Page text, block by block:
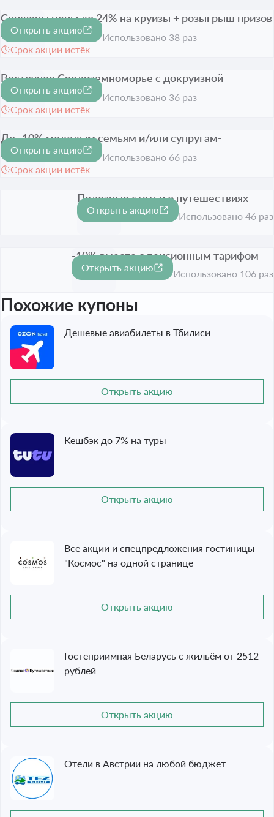
-24%
Снижены цены до 24% на круизы + розыгрыш призов
на Новый год
Срок акции истёк
Открыть акцию
Использовано 38 раз
Восточное Средиземноморье с докруизной
программой
Срок акции истёк
Открыть акцию
Использовано 36 раз
-10%
До -10% молодым семьям и/или супругам-
юбилярам
Срок акции истёк
Открыть акцию
Использовано 66 раз
Полезные статьи о путешествиях
Срок акции истёк
Открыть акцию
Использовано 46 раз
-10%
-10% вместе с пенсионным тарифом
Срок акции истёк
Открыть акцию
Использовано 106 раз
Похожие купоны
Дешевые авиабилеты в Тбилиси
Открыть акцию
Кешбэк до 7% на туры
Открыть акцию
Все акции и спецпредложения гостиницы
"Космос" на одной странице
Открыть акцию
Гостеприимная Беларусь с жильём от 2512
рублей
Открыть акцию
Отели в Австрии на любой бюджет